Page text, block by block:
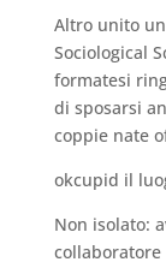
Altro unito
Sociological
formatesi
di sposarsi
coppie nate
okcupid il
Non isolato: